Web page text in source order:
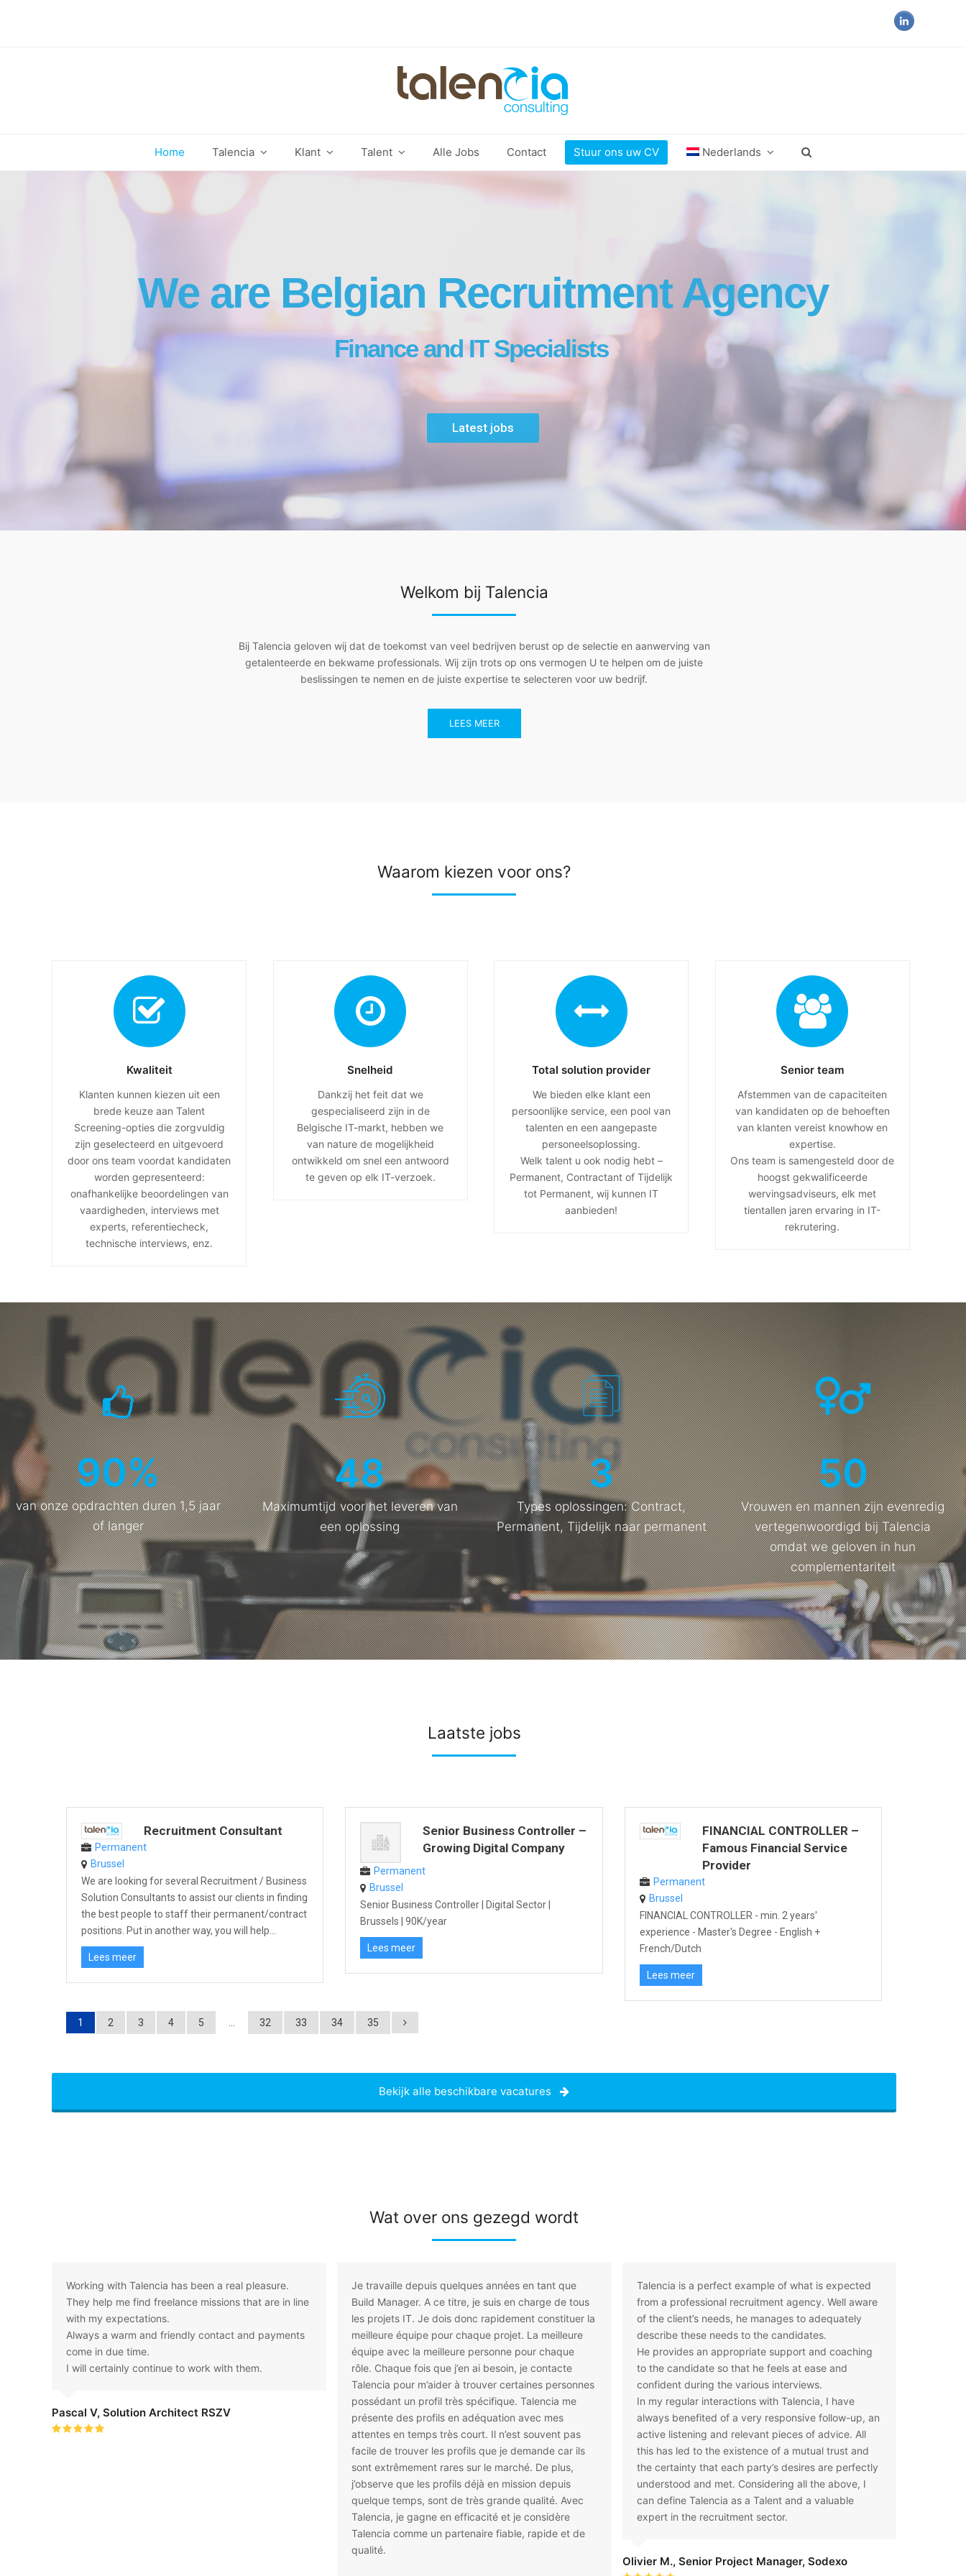
LinkedIn
Home Talencia Klant Talent Alle Jobs Contact Stuur ons uw CV Nederlands
We are Belgian Recruitment Agency
Finance and IT Specialists
Latest jobs
Welkom bij Talencia
Bij Talencia geloven wij dat de toekomst van veel bedrijven berust op de selectie en aanwerving van
getalenteerde en bekwame professionals. Wij zijn trots op ons vermogen U te helpen om de juiste
beslissingen te nemen en de juiste expertise te selecteren voor uw bedrijf.
LEES MEER
Waarom kiezen voor ons?
Kwaliteit
Klanten kunnen kiezen uit een
brede keuze aan Talent
Screening-opties die zorgvuldig
zijn geselecteerd en uitgevoerd
door ons team voordat kandidaten
worden gepresenteerd:
onafhankelijke beoordelingen van
vaardigheden, interviews met
experts, referentiecheck,
technische interviews, enz.
Snelheid
Dankzij het feit dat we
gespecialiseerd zijn in de
Belgische IT-markt, hebben we
van nature de mogelijkheid
ontwikkeld om snel een antwoord
te geven op elk IT-verzoek.
Total solution provider
We bieden elke klant een
persoonlijke service, een pool van
talenten en een aangepaste
personeelsoplossing.
Welk talent u ook nodig hebt –
Permanent, Contractant of Tijdelijk
tot Permanent, wij kunnen IT
aanbieden!
Senior team
Afstemmen van de capaciteiten
van kandidaten op de behoeften
van klanten vereist knowhow en
expertise.
Ons team is samengesteld door de
hoogst gekwalificeerde
wervingsadviseurs, elk met
tientallen jaren ervaring in IT-
rekrutering.
90%
van onze opdrachten duren 1,5 jaar
of langer
48
Maximumtijd voor het leveren van
een oplossing
3
Types oplossingen: Contract,
Permanent, Tijdelijk naar permanent
50
Vrouwen en mannen zijn evenredig
vertegenwoordigd bij Talencia
omdat we geloven in hun
complementariteit
Laatste jobs
Recruitment Consultant
Permanent
Brussel
We are looking for several Recruitment / Business
Solution Consultants to assist our clients in finding
the best people to staff their permanent/contract
positions. Put in another way, you will help...
Lees meer
Senior Business Controller –
Growing Digital Company
Permanent
Brussel
Senior Business Controller | Digital Sector |
Brussels | 90K/year
Lees meer
FINANCIAL CONTROLLER –
Famous Financial Service
Provider
Permanent
Brussel
FINANCIAL CONTROLLER - min. 2 years'
experience - Master's Degree - English +
French/Dutch
Lees meer
1 2 3 4 5 32 33 34 35
Bekijk alle beschikbare vacatures
Wat over ons gezegd wordt
Working with Talencia has been a real pleasure.
They help me find freelance missions that are in line
with my expectations.
Always a warm and friendly contact and payments
come in due time.
I will certainly continue to work with them.
Pascal V, Solution Architect RSZV
Je travaille depuis quelques années en tant que
Build Manager. A ce titre, je suis en charge de tous
les projets IT. Je dois donc rapidement constituer la
meilleure équipe pour chaque projet. La meilleure
équipe avec la meilleure personne pour chaque
rôle. Chaque fois que j’en ai besoin, je contacte
Talencia pour m’aider à trouver certaines personnes
possédant un profil très spécifique. Talencia me
présente des profils en adéquation avec mes
attentes en temps très court. Il n’est souvent pas
facile de trouver les profils que je demande car ils
sont extrêmement rares sur le marché. De plus,
j’observe que les profils déjà en mission depuis
quelque temps, sont de très grande qualité. Avec
Talencia, je gagne en efficacité et je considère
Talencia comme un partenaire fiable, rapide et de
qualité.
Talencia is a perfect example of what is expected
from a professional recruitment agency. Well aware
of the client’s needs, he manages to adequately
describe these needs to the candidates.
He provides an appropriate support and coaching
to the candidate so that he feels at ease and
confident during the various interviews.
In my regular interactions with Talencia, I have
always benefited of a very responsive follow-up, an
active listening and relevant pieces of advice. All
this has led to the existence of a mutual trust and
the certainty that each party’s desires are perfectly
understood and met. Considering all the above, I
can define Talencia as a Talent and a valuable
expert in the recruitment sector.
Olivier M., Senior Project Manager, Sodexo